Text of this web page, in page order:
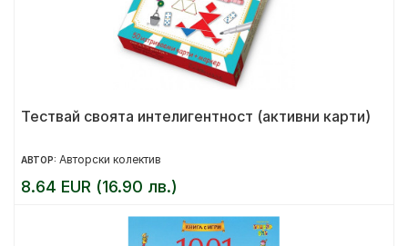
Тествай своята интелигентност (активни карти)
АВТОР: Авторски колектив
8.64 EUR (16.90 лв.)